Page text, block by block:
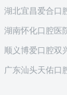
湖北宜昌爱合口
湖南怀化口腔医
顺义博爱口腔双
疗项目，看牙更
广东汕头天佑口